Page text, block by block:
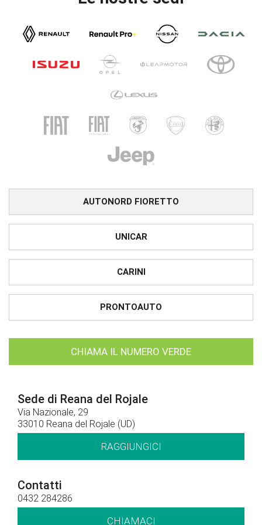
AUTONORD FIORETTO
UNICAR
CARINI
PRONTOAUTO
CHIAMA IL NUMERO VERDE
Sede di Reana del Rojale
Via Nazionale, 29
33010 Reana del Rojale (UD)
RAGGIUNGICI
Contatti
0432 284286
CHIAMACI